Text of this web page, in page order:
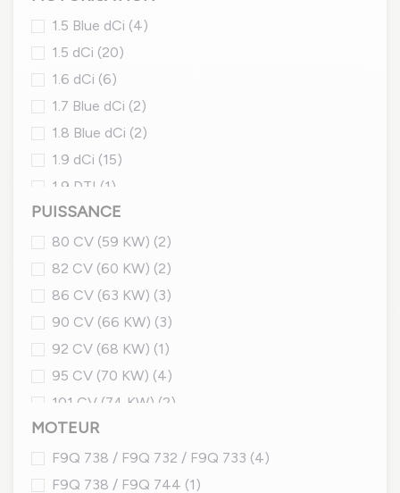
1.5 Blue dCi (4)
1.5 dCi (20)
1.6 dCi (6)
1.7 Blue dCi (2)
1.8 Blue dCi (2)
1.9 dCi (15)
1.9 DTI (1)
2.0 Blue dCi
2.0 dCi(5)
PUISSANCE
80 CV (59 KW) (2)
82 CV (60 KW) (2)
86 CV (63 KW) (3)
90 CV (66 KW) (3)
92 CV (68 KW) (1)
95 CV (70 KW) (4)
101 CV (74 KW) (2)
102 CV (75 KW)
103 CV (76 KW)(1)
106 CV (78 KW)(3)
MOTEUR
F9Q 738 / F9Q 732 / F9Q 733 (4)
F9Q 738 / F9Q 744 (1)